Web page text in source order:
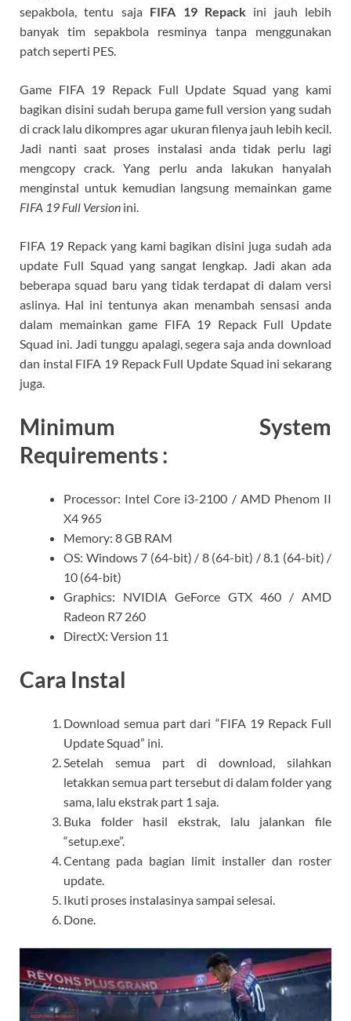
sepakbola, tentu saja FIFA 19 Repackini jauh lebih
banyak tim sepakbola resminya tanpa menggunakan
patch seperti PES.
Game FIFA 19 Repack Full Update Squad yang kami
bagikan disini sudah berupa game full version yang sudah
di crack lalu dikompres agar ukuran filenya jauh lebih kecil.
Jadi nanti saat proses instalasi anda tidak perlu lagi
mengcopy crack. Yang perlu anda lakukan hanyalah
menginstal untuk kemudian langsung memainkan game
FIFA 19 Full Version ini.
FIFA 19 Repack yang kami bagikan disini juga sudah ada
update Full Squad yang sangat lengkap. Jadi akan ada
beberapa squad baru yang tidak terdapat di dalam versi
aslinya. Hal ini tentunya akan menambah sensasi anda
dalam memainkan game FIFA 19 Repack Full Update
Squad ini. Jadi tunggu apalagi, segera saja anda download
dan instal FIFA 19 Repack Full Update Squad ini sekarang
juga.
Minimum System
Requirements :
Processor: Intel Core i3-2100 / AMD Phenom II
X4 965
Memory: 8 GB RAM
OS: Windows 7 (64-bit) / 8 (64-bit) / 8.1 (64-bit) /
10 (64-bit)
Graphics: NVIDIA GeForce GTX 460 / AMD
Radeon R7 260
DirectX: Version 11
Cara Instal
Download semua part dari “FIFA 19 Repack Full
Update Squad” ini.
Setelah semua part di download, silahkan
letakkan semua part tersebut di dalam folder yang
sama, lalu ekstrak part 1 saja.
Buka folder hasil ekstrak, lalu jalankan file
“setup.exe”.
Centang pada bagian limit installer dan roster
update.
Ikuti proses instalasinya sampai selesai.
Done.